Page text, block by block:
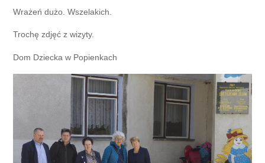
Wrażeń dużo. Wszelakich.
Trochę zdjęć z wizyty.
Dom Dziecka w Popienkach